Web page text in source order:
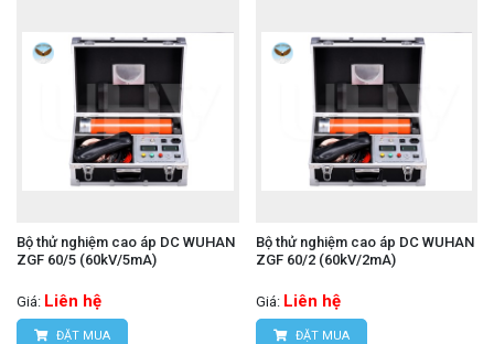
Bộ thử nghiệm cao áp DC WUHAN
ZGF 60/5 (60kV/5mA)
Giá: Liên hệ
ĐẶT MUA
Bộ thử nghiệm cao áp DC WUHAN
ZGF 60/2 (60kV/2mA)
Giá: Liên hệ
ĐẶT MUA